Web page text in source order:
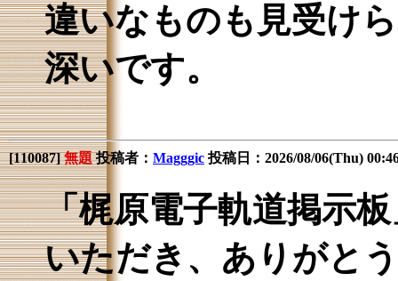
違いなものも見受け
深いです。
[110087]無題投稿者： Magggic投稿日：2026/08/06(Thu)
「梶原電子軌道掲示
いただき、ありがと